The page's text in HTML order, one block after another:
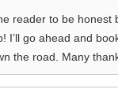
reader to be honest
I’ll go ahead and
the road. Many